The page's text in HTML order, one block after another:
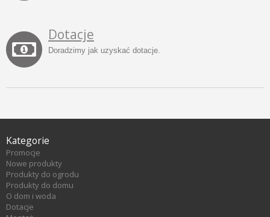
Dotacje
Doradzimy jak uzyskać dotacje.
Kategorie
Promocje
Nowe produkty
Produkty do ogrodu
Produkty do domu
O dom i woda
Dotacje